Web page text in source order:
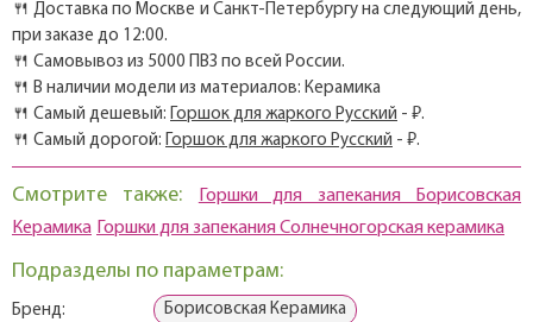
🍴 Доставка по Москве и Санкт-Петербургу на следующий день,
при заказе до 12:00.
🍴 Самовывоз из 5000 ПВЗ по всей России.
🍴 В наличии модели из материалов: Керамика
🍴 Самый дешевый: Горшок для жаркого Русский - ₽.
🍴 Самый дорогой: Горшок для жаркого Русский - ₽.
Смотрите также:
Горшки для запекания Борисовская
Керамика Горшки для запекания Солнечногорская керамика
Подразделы по параметрам:
Бренд: Борисовская Керамика